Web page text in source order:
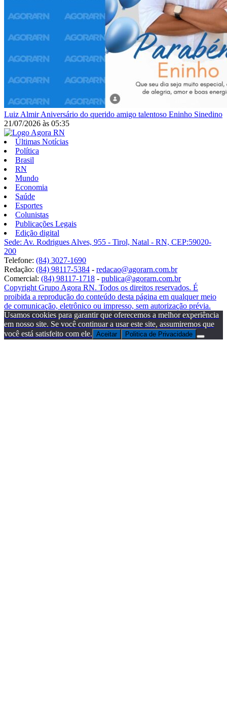
Luiz AlmirAniversário do querido amigo talentoso Eninho Sinedino
21/07/2026 às 05:35
Últimas Notícias
Política
Brasil
RN
Mundo
Economia
Saúde
Esportes
Colunistas
Publicações Legais
Edição digital
Sede: Av. Rodrigues Alves, 955 - Tirol, Natal - RN, CEP:59020-
200
Telefone: (84) 3027-1690
Redação: (84) 98117-5384 - redacao@agorarn.com.br
Comercial: (84) 98117-1718 - publica@agorarn.com.br
Copyright Grupo Agora RN. Todos os direitos reservados. É
proibida a reprodução do conteúdo desta página em qualquer meio
de comunicação, eletrônico ou impresso, sem autorização prévia.
Usamos cookies para garantir que oferecemos a melhor experiência
em nosso site. Se você continuar a usar este site, assumiremos que
você está satisfeito com ele. Aceitar Politica de Privacidade